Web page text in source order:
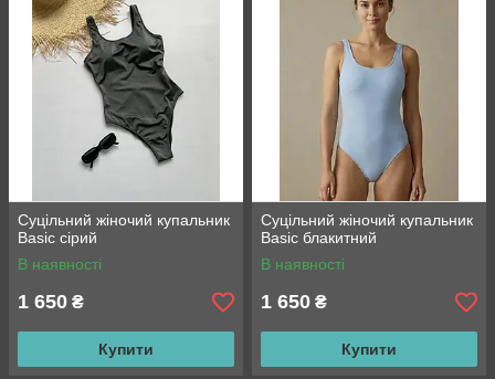
Суцільний жіночий купальник
Basic сірий
В наявності
1 650 ₴
Купити
Суцільний жіночий купальник
Basic блакитний
В наявності
1 650 ₴
Купити